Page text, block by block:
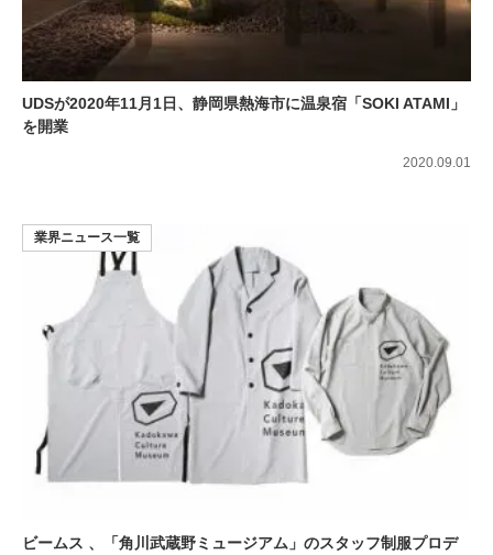
UDSが2020年11月1日、静岡県熱海市に温泉宿「SOKI ATAMI」
を開業
2020.09.01
ビームス 、「角川武蔵野ミュージアム」のスタッフ制服プロデ
業界ニュース一覧